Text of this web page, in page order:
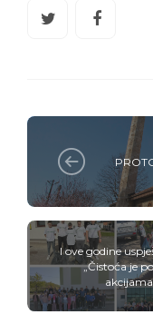
I ove godine
„Čistoća je